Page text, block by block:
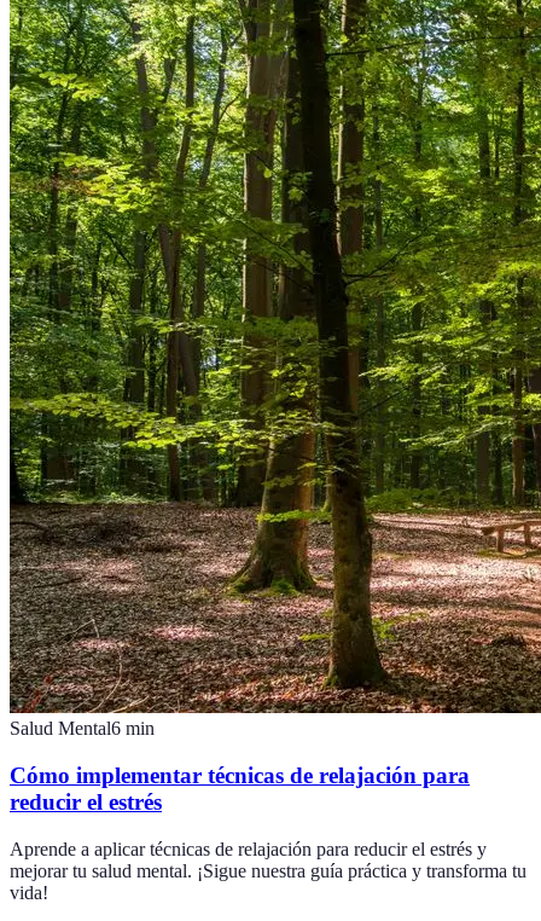
Salud Mental6 min
Cómo implementar técnicas de relajación para
reducir el estrés
Aprende a aplicar técnicas de relajación para reducir el estrés y
mejorar tu salud mental. ¡Sigue nuestra guía práctica y transforma tu
vida!